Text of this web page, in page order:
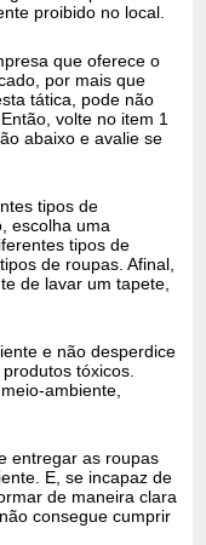
proibido no local.
que oferece o
por mais que
tática, pode não
volte no item 1
abaixo e avalie se
tipos de
escolha uma
tipos de
de roupas. Afinal,
de lavar um tapete,
e não desperdice
tóxicos.
ambiente,
entregar as roupas
E, se incapaz de
de maneira clara
consegue cumprir